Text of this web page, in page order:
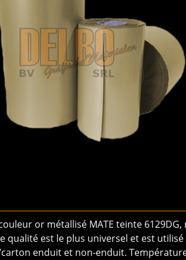
or métallisé MATE teinte 6129DG,
qualité est le plus universel et est
enduit et non-enduit.